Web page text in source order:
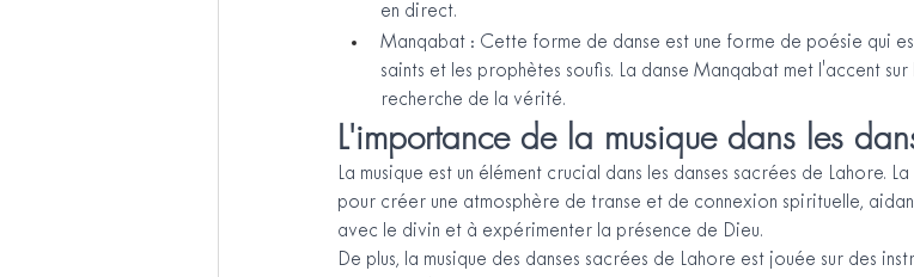
en direct.
Manqabat : Cette forme de danse est une forme de poésie qui
saints et les prophètes soufis. La danse Manqabat met l'accent
recherche de la vérité.
L'importance de la musique dans les
La musique est un élément crucial dans les danses sacrées de Lahore.
pour créer une atmosphère de transe et de connexion spirituelle,
avec le divin et à expérimenter la présence de Dieu.
De plus, la musique des danses sacrées de Lahore est jouée sur des